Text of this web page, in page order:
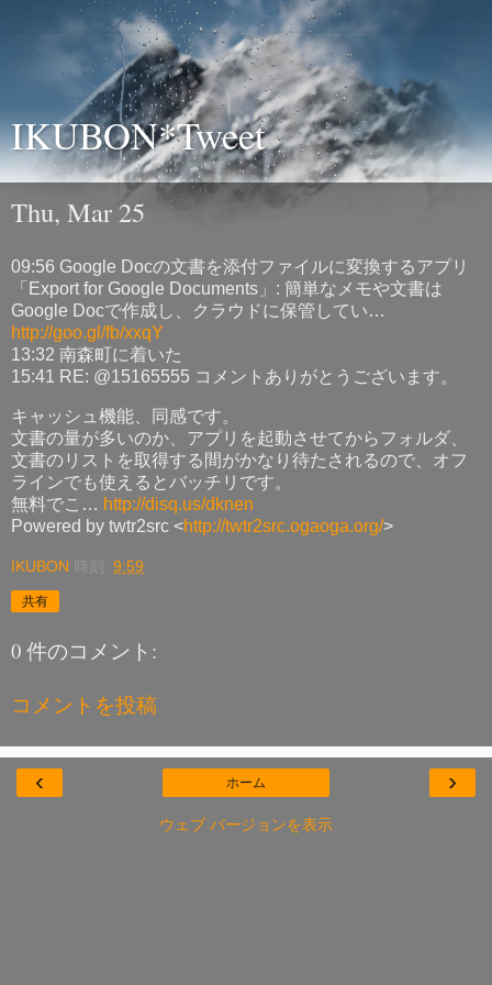
IKUBON*Tweet
Thu, Mar 25
09:56 Google Docの文書を添付ファイルに変換するアプリ
「Export for Google Documents」: 簡単なメモや文書は
Google Docで作成し、クラウドに保管してい…
http://goo.gl/fb/xxqY
13:32 南森町に着いた
15:41 RE: @15165555 コメントありがとうございます。
キャッシュ機能、同感です。
文書の量が多いのか、アプリを起動させてからフォルダ、
文書のリストを取得する間がかなり待たされるので、オフ
ラインでも使えるとバッチリです。
無料でこ… http://disq.us/dknen
Powered by twtr2src <http://twtr2src.ogaoga.org/>
IKUBON 時刻: 9:59
共有
0 件のコメント:
コメントを投稿
‹ ›
ホーム
ウェブ バージョンを表示